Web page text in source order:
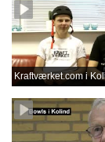
Kraftværket.com i